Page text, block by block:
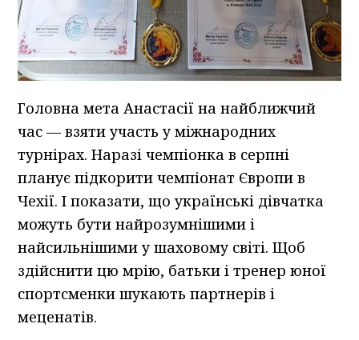
Головна мета Анастасії на найближчий
час — взяти участь у міжнародних
турнірах. Наразі чемпіонка в серпні
планує підкорити чемпіонат Європи в
Чехії. І показати, що українські дівчатка
можуть бути найрозумнішими і
найсильнішими у шаховому світі. Щоб
здійснити цю мрію, батьки і тренер юної
спортсменки шукають партнерів і
меценатів.